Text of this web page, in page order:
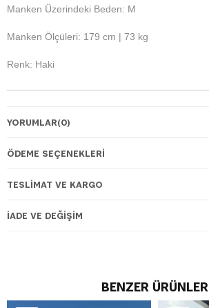
Manken Üzerindeki Beden: M
Manken Ölçüleri: 179 cm | 73 kg
Renk: Haki
YORUMLAR(0)
ÖDEME SEÇENEKLERI
TESLIMAT VE KARGO
İADE VE DEĞIŞIM
BENZER ÜRÜNLER